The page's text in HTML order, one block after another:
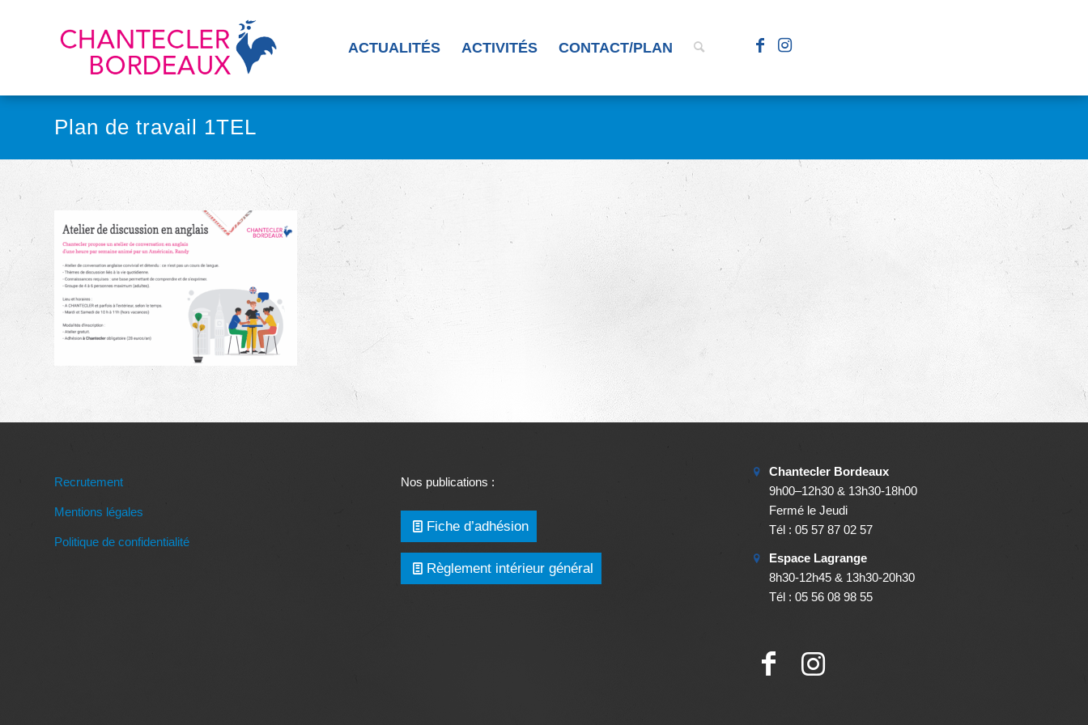
ACTUALITÉS ACTIVITÉS CONTACT/PLAN
Plan de travail 1TEL
Recrutement
Mentions légales
Politique de confidentialité
Nos publications :
Fiche d’adhésion
Règlement intérieur général
Chantecler Bordeaux
9h00–12h30 & 13h30-18h00
Fermé le Jeudi
Tél : 05 57 87 02 57
Espace Lagrange
8h30-12h45 & 13h30-20h30
Tél : 05 56 08 98 55